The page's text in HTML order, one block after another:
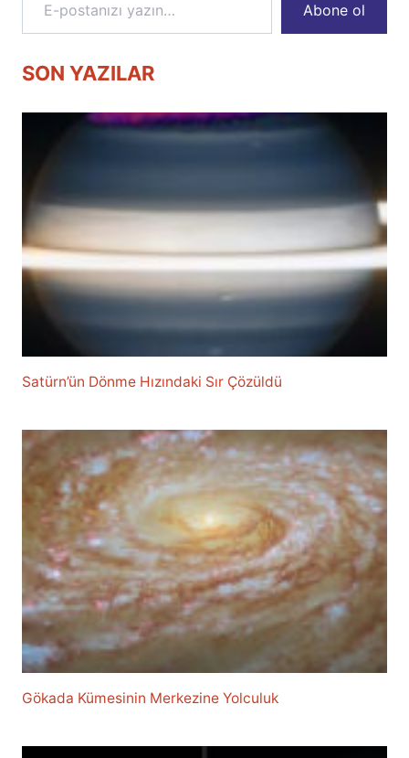
Abone ol
SON YAZILAR
Satürn’ün Dönme Hızındaki Sır Çözüldü
Gökada Kümesinin Merkezine Yolculuk